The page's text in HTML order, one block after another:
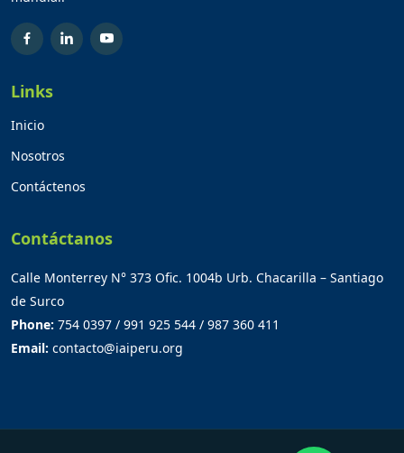
Links
Inicio
Nosotros
Contáctenos
Contáctanos
Calle Monterrey N° 373 Ofic. 1004b Urb. Chacarilla – Santiago
de Surco
Phone: 754 0397 / 991 925 544 / 987 360 411
Email: contacto@iaiperu.org